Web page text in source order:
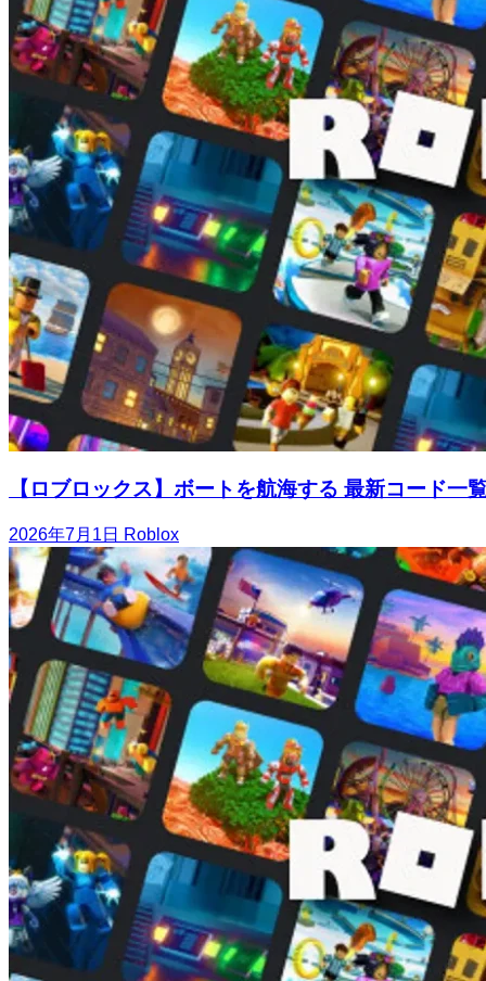
【ロブロックス】ボートを航海する 最新コード一
2026年7月1日 Roblox